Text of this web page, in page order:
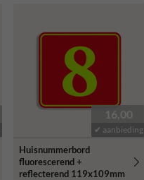
16,00
✔ aanbieding
Huisnummerbord
fluorescerend +
reflecterend 119x109mm